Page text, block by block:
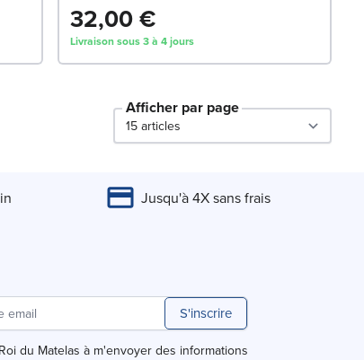
32,00 €
Livraison sous 3 à 4 jours
Afficher par page
Jusqu'à 4X sans frais
S'inscrire
du Matelas à m'envoyer des informations